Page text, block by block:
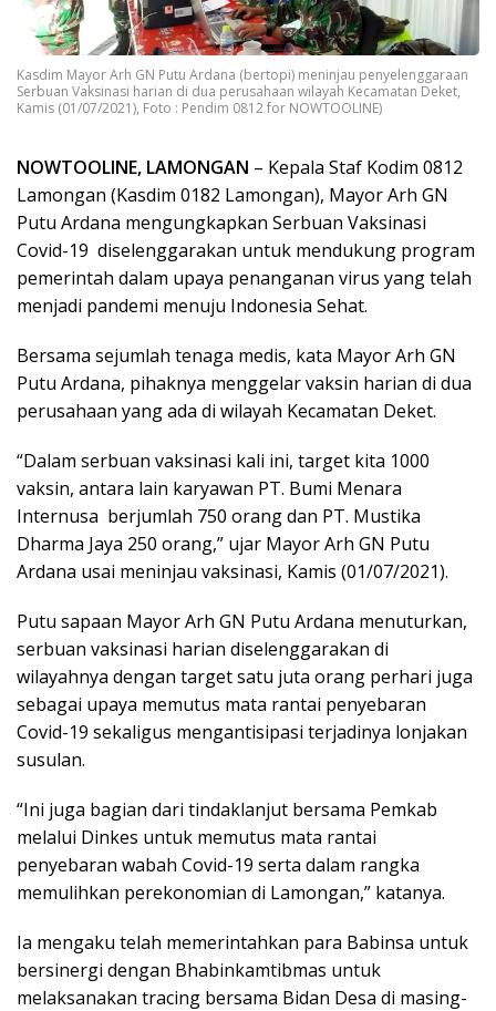
Kasdim Mayor Arh GN Putu Ardana (bertopi) meninjau penyelenggaraan
Serbuan Vaksinasi harian di dua perusahaan wilayah Kecamatan Deket,
Kamis (01/07/2021), Foto : Pendim 0812 for NOWTOOLINE)
NOWTOOLINE, LAMONGAN – Kepala Staf Kodim 0812
Lamongan (Kasdim 0182 Lamongan), Mayor Arh GN
Putu Ardana mengungkapkan Serbuan Vaksinasi
Covid-19 diselenggarakan untuk mendukung program
pemerintah dalam upaya penanganan virus yang telah
menjadi pandemi menuju Indonesia Sehat.
Bersama sejumlah tenaga medis, kata Mayor Arh GN
Putu Ardana, pihaknya menggelar vaksin harian di dua
perusahaan yang ada di wilayah Kecamatan Deket.
“Dalam serbuan vaksinasi kali ini, target kita 1000
vaksin, antara lain karyawan PT. Bumi Menara
Internusa berjumlah 750 orang dan PT. Mustika
Dharma Jaya 250 orang,” ujar Mayor Arh GN Putu
Ardana usai meninjau vaksinasi, Kamis (01/07/2021).
Putu sapaan Mayor Arh GN Putu Ardana menuturkan,
serbuan vaksinasi harian diselenggarakan di
wilayahnya dengan target satu juta orang perhari juga
sebagai upaya memutus mata rantai penyebaran
Covid-19 sekaligus mengantisipasi terjadinya lonjakan
susulan.
“Ini juga bagian dari tindaklanjut bersama Pemkab
melalui Dinkes untuk memutus mata rantai
penyebaran wabah Covid-19 serta dalam rangka
memulihkan perekonomian di Lamongan,” katanya.
Ia mengaku telah memerintahkan para Babinsa untuk
bersinergi dengan Bhabinkamtibmas untuk
melaksanakan tracing bersama Bidan Desa di masing-